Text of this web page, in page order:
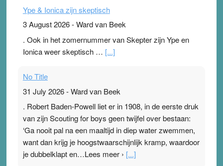
Ype & Ionica zijn skeptisch
3 August 2026-Ward van Beek
. Ook in het zomernummer van Skepter zijn Ype en
Ionica weer skeptisch … [...]
No Title
31 July 2026-Ward van Beek
. Robert Baden-Powell liet er in 1908, in de eerste druk
van zijn Scouting for boys geen twijfel over bestaan:
‘Ga nooit pal na een maaltijd in diep water zwemmen,
want dan krijg je hoogstwaarschijnlijk kramp, waardoor
je dubbelklapt en…Lees meer › [...]